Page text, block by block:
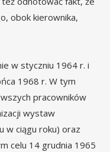
obok kierownika,
w styczniu 1964 r. i
1968 r. W tym
pracowników
wystaw
w ciągu roku) oraz
celu 14 grudnia 1965